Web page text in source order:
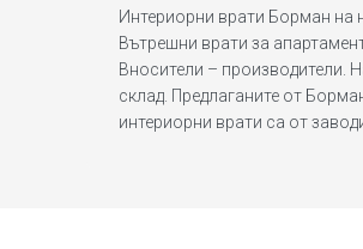
Интериорни врати Борман на
Вътрешни врати за
Вносители – производители.
склад. Предлаганите от
интериорни врати са от